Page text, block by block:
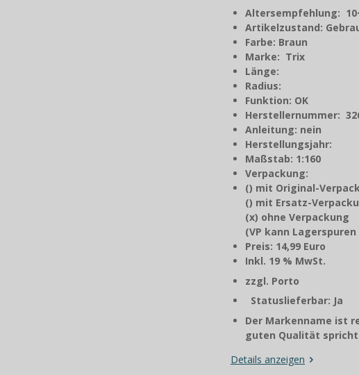
Altersempfehlung:
Artikelzustand:
Farbe: Braun
Marke: Trix
Länge:
Radius:
Funktion: OK
Herstellernummer:
Anleitung: nein
Herstellungsjahr:
Maßstab: 1:160
Verpackung:
() mit Original-
() mit Ersatz-
(x) ohne Verpackung
(VP kann
Preis: 14,99 Euro
Inkl. 19 %
zzgl. Porto
Statuslieferbar: Ja
Der Markenname ist
guten Qualität
Details anzeigen